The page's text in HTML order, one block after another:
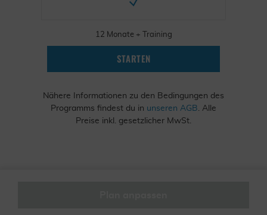
12 Monate + Training
STARTEN
Nähere Informationen zu den Bedingungen des
Programms findest du in unseren AGB. Alle
Preise inkl. gesetzlicher MwSt.